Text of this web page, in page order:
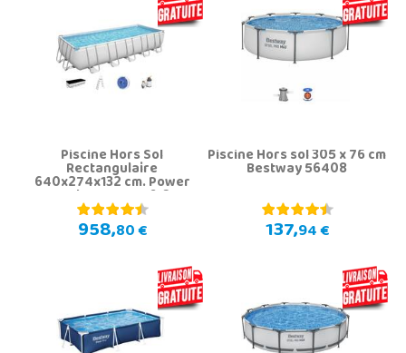
Piscine Hors Sol
Rectangulaire
640x274x132 cm. Power
Steel Bestway 5612B
958,80 €
Piscine Hors sol 305 x 76 cm
Bestway 56408
137,94 €